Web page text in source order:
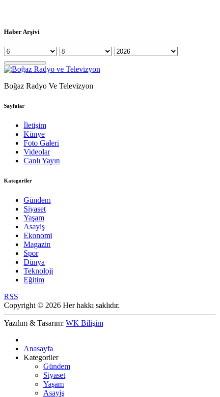
Haber Arşivi
Boğaz Radyo Ve Televizyon
Sayfalar
İletişim
Künye
Foto Galeri
Videolar
Canlı Yayın
Kategoriler
Gündem
Siyaset
Yaşam
Asayiş
Ekonomi
Magazin
Spor
Dünya
Teknoloji
Eğitim
RSS
Copyright © 2026 Her hakkı saklıdır.
Yazılım & Tasarım: WK Bilişim
Anasayfa
Kategoriler
Gündem
Siyaset
Yaşam
Asayiş